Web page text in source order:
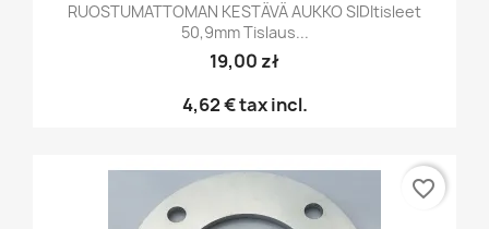
RUOSTUMATTOMAN KESTÄVÄ AUKKO SIDItisleet
50,9mm Tislaus...
19,00 zł
4,62 €tax incl.
favorite_border